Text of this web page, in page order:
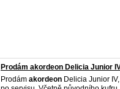
Prodám akordeon Delicia Junior
Prodám akordeon Delicia Junior